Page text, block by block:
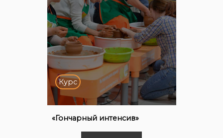
Курс
«Гончарный интенсив»